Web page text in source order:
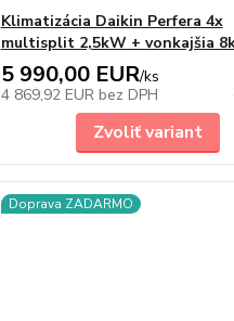
Klimatizácia Daikin Perfera 4x
multisplit 2,5kW + vonkajšia
5 990,00 EUR/ks
4 869,92 EUR bez DPH
Zvoliť variant
Doprava ZADARMO